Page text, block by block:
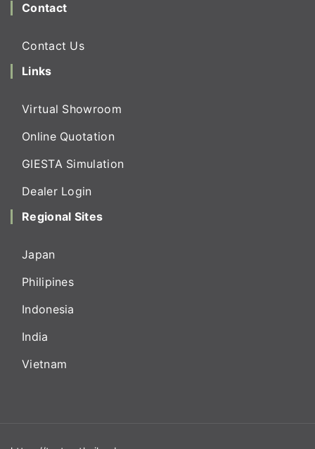
Contact
Contact Us
Links
Virtual Showroom
Online Quotation
GIESTA Simulation
Dealer Login
Regional Sites
Japan
Philipines
Indonesia
India
Vietnam